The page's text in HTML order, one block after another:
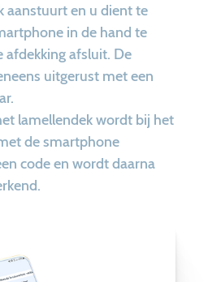
aanstuurt en u dient te
in de hand te
afdekking afsluit. De
uitgerust met een
lamellendek wordt bij het
de smartphone
code en wordt daarna